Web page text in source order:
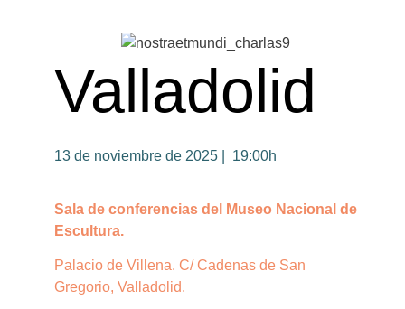
Valladolid
13 de noviembre de 2025 | 19:00h
Sala de conferencias del Museo Nacional de
Escultura.
Palacio de Villena. C/ Cadenas de San
Gregorio, Valladolid.